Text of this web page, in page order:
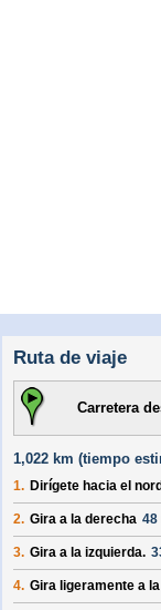
Ruta de viaje
Carretera
1,022 km (tiempo
1. Dirígete hacia el
2. Gira a la derecha 48
3. Gira a la izquierda.
4. Gira ligeramente a